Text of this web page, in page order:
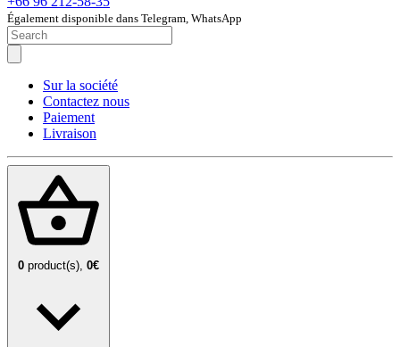
Également disponible dans Telegram, WhatsApp
Sur la société
Contactez nous
Paiement
Livraison
0 product(s), 0€